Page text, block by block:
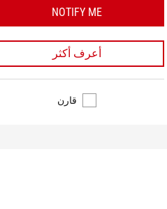
NOTIFY ME
أعرف أكثر
قارن